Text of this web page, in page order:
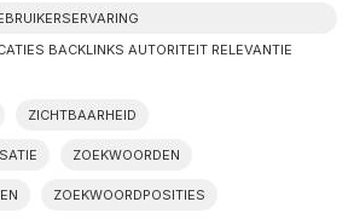
BACKLINKS AUTORITEIT RELEVANTIE
ZICHTBAARHEID
ZOEKWOORDEN
ZOEKWOORDPOSITIES